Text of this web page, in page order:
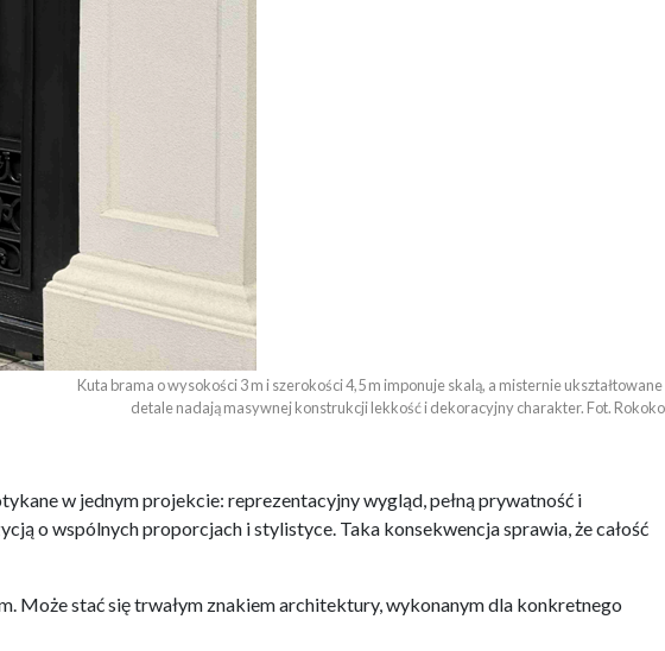
Kuta brama o wysokości 3 m i szerokości 4,5 m imponuje skalą, a misternie ukształtowane
detale nadają masywnej konstrukcji lekkość i dekoracyjny charakter. Fot. Rokoko
w jednym projekcie: reprezentacyjny wygląd, pełną prywatność i
o wspólnych proporcjach i stylistyce. Taka konsekwencja sprawia, że całość
Może stać się trwałym znakiem architektury, wykonanym dla konkretnego